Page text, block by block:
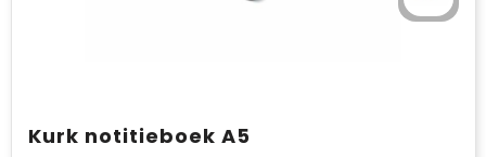
Kurk notitieboek A5